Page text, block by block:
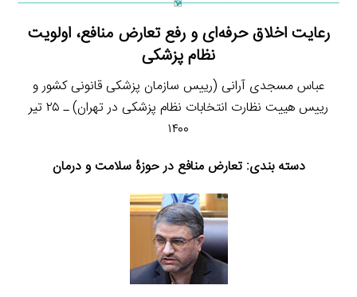
رعایت اخلاق حرفه‌ای و رفع تعارض منافع، اولویت
نظام پزشکی
عباس مسجدی آرانی (رییس سازمان پزشکی قانونی کشور و
رییس هییت نظارت انتخابات نظام پزشکی در تهران) ـ ۲۵ تیر
۱۴۰۰
دسته بندی: تعارض منافع در حوزۀ سلامت و درمان